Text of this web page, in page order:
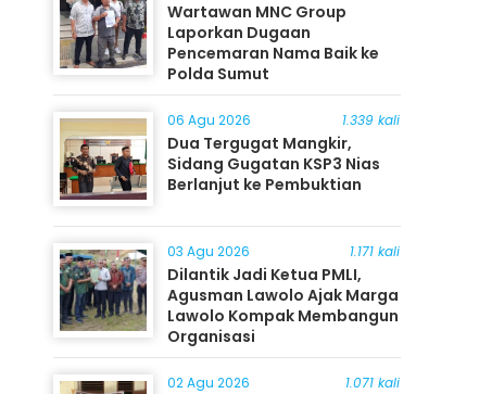
Wartawan MNC Group
Laporkan Dugaan
Pencemaran Nama Baik ke
Polda Sumut
06 Agu 2026 1.339 kali
Dua Tergugat Mangkir,
Sidang Gugatan KSP3 Nias
Berlanjut ke Pembuktian
03 Agu 2026 1.171 kali
Dilantik Jadi Ketua PMLI,
Agusman Lawolo Ajak Marga
Lawolo Kompak Membangun
Organisasi
02 Agu 2026 1.071 kali